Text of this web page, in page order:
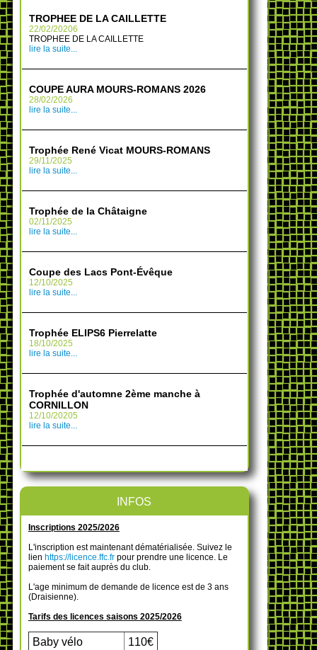
TROPHEE DE LA CAILLETTE
22/02/20206
TROPHEE DE LA CAILLETTE
lire la suite...
COUPE AURA MOURS-ROMANS 2026
28/02/2026
lire la suite...
Trophée René Vicat MOURS-ROMANS
29/11/2025
lire la suite...
Trophée de la Châtaigne
02/11/2025
lire la suite...
Coupe des Lacs Pont-Évêque
12/10/2025
lire la suite...
Trophée ELIPS6 Pierrelatte
18/10/2025
lire la suite...
Trophée d'automne 2ème manche à
CORNILLON
12/10/20205
lire la suite...
INFOS
Inscriptions 2025/2026
L'inscription est maintenant dématérialisée. Suivez le
lien https://licence.ffc.frpour prendre une licence. Le
paiement se fait auprès du club.
L'age minimum de demande de licence est de 3 ans
(Draisienne).
Tarifs des licences saisons 2025/2026
Baby vélo 110€